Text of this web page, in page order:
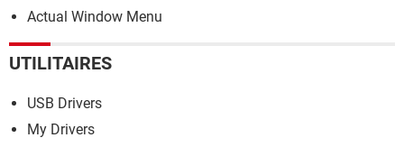
Actual Window Menu
UTILITAIRES
USB Drivers
My Drivers